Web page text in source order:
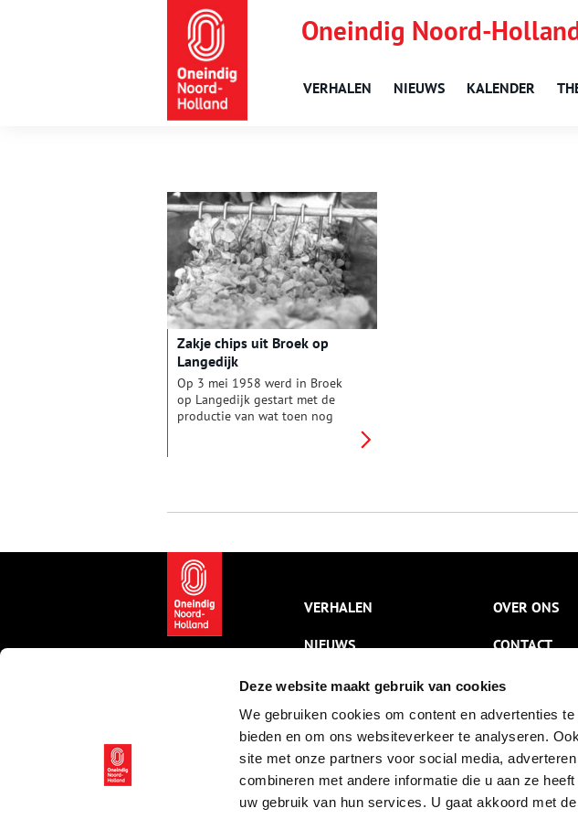
Deze website maakt gebruik van cookies
We gebruiken cookies om content en advertenties
bieden en om ons websiteverkeer te analyseren.
site met onze partners voor social media,
combineren met andere informatie die u aan ze
uw gebruik van hun services. U gaat akkoord met
Oneindig Noord-
VERHALEN NIEUWS KALENDER
Zakje chips uit Broek op
Langedijk
Op 3 mei 1958 werd in Broek
op Langedijk gestart met de
productie van wat toen nog
een extra afzetmogelijkheid
uit tot de belangrijkste
productieplaats van het
landelijke A-merk ‘Smiths’ en
later ‘Lay’s’ in de Benelux.VERHALEN
NIEUWS
KALENDER
THEMA’S
ACTIVITEITEN
VIDEO’S
OVER ONS
CONTACT
NIEUWSBRIEF
DISCLAIMER
PRIVACY